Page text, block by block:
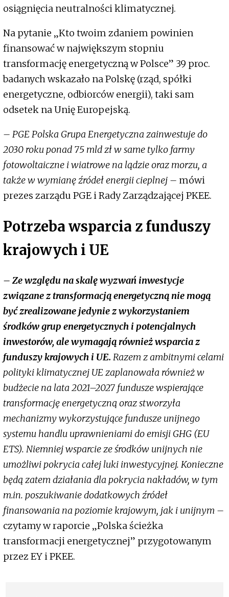
osiągnięcia neutralności klimatycznej.
Na pytanie „Kto twoim zdaniem powinien
finansować w największym stopniu
transformację energetyczną w Polsce” 39 proc.
badanych wskazało na Polskę (rząd, spółki
energetyczne, odbiorców energii), taki sam
odsetek na Unię Europejską.
– PGE Polska Grupa Energetyczna zainwestuje do
2030 roku ponad 75 mld zł w same tylko farmy
fotowoltaiczne i wiatrowe na lądzie oraz morzu, a
także w wymianę źródeł energii cieplnej – mówi
prezes zarządu PGE i Rady Zarządzającej PKEE.
Potrzeba wsparcia z funduszy
krajowych i UE
– Ze względu na skalę wyzwań inwestycje
związane z transformacją energetyczną nie mogą
być zrealizowane jedynie z wykorzystaniem
środków grup energetycznych i potencjalnych
inwestorów, ale wymagają również wsparcia z
funduszy krajowych i UE. Razem z ambitnymi celami
polityki klimatycznej UE zaplanowała również w
budżecie na lata 2021–2027 fundusze wspierające
transformację energetyczną oraz stworzyła
mechanizmy wykorzystujące fundusze unijnego
systemu handlu uprawnieniami do emisji GHG (EU
ETS). Niemniej wsparcie ze środków unijnych nie
umożliwi pokrycia całej luki inwestycyjnej. Konieczne
będą zatem działania dla pokrycia nakładów, w tym
m.in. poszukiwanie dodatkowych źródeł
finansowania na poziomie krajowym, jak i unijnym –
czytamy w raporcie „Polska ścieżka
transformacji energetycznej” przygotowanym
przez EY i PKEE.